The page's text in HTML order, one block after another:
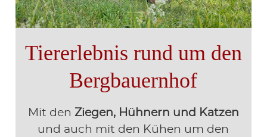
Tiererlebnis rund um den
Bergbauernhof
Mit den Ziegen, Hühnern und Katzen
und auch mit den Kühen um den